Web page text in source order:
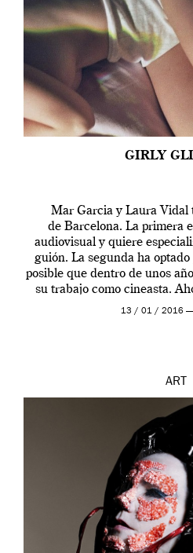
GIRLY
Mar Garcia y Laura Vidal
de Barcelona. La primera
audiovisual y quiere
guión. La segunda ha
posible que dentro de unos
su trabajo como cineasta.
contarnos
13 / 01 / 2016
ART